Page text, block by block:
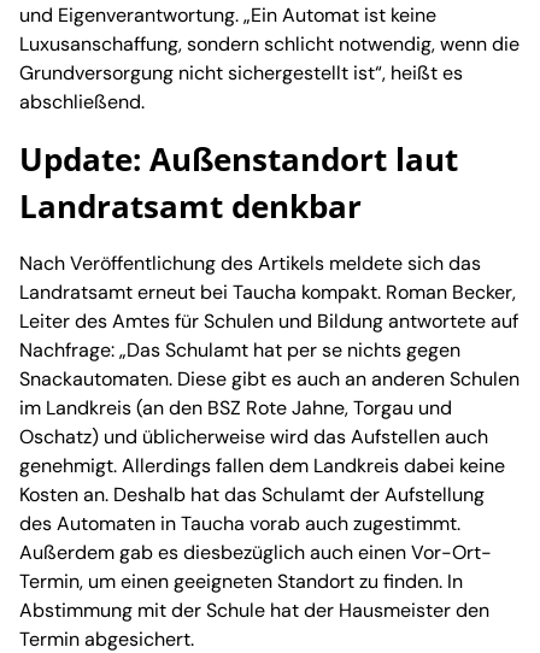
und Eigenverantwortung. „Ein Automat ist keine
Luxusanschaffung, sondern schlicht notwendig, wenn die
Grundversorgung nicht sichergestellt ist“, heißt es
abschließend.
Update: Außenstandort laut
Landratsamt denkbar
Nach Veröffentlichung des Artikels meldete sich das
Landratsamt erneut bei Taucha kompakt. Roman Becker,
Leiter des Amtes für Schulen und Bildung antwortete auf
Nachfrage: „Das Schulamt hat per se nichts gegen
Snackautomaten. Diese gibt es auch an anderen Schulen
im Landkreis (an den BSZ Rote Jahne, Torgau und
Oschatz) und üblicherweise wird das Aufstellen auch
genehmigt. Allerdings fallen dem Landkreis dabei keine
Kosten an. Deshalb hat das Schulamt der Aufstellung
des Automaten in Taucha vorab auch zugestimmt.
Außerdem gab es diesbezüglich auch einen Vor-Ort-
Termin, um einen geeigneten Standort zu finden. In
Abstimmung mit der Schule hat der Hausmeister den
Termin abgesichert.